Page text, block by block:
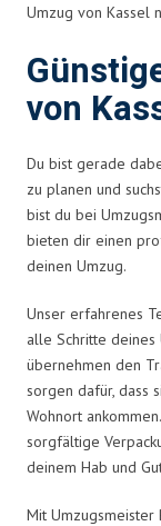
Umzug von Kassel
von
Du bist gerade
zu planen und
bist du bei
bieten dir einen
deinen Umzug.
Unser erfahrenes
alle Schritte deines
übernehmen den
sorgen dafür, dass
Wohnort
sorgfältige
deinem Hab und
Mit Umzugsmeister